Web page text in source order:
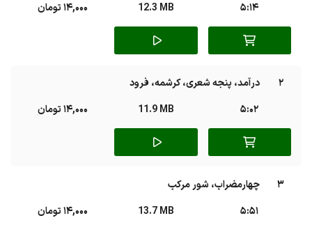
5:14
12.3 MB 14,000 تومان
2
درآمد، پنجه شعری، کرشمه، فرود
5:02
11.9 MB 14,000 تومان
3
چهارمضراب، شور مرکب
5:51
13.7 MB 14,000 تومان